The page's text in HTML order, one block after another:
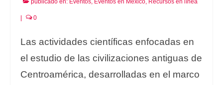
publicado en: Eventos, Eventos en México, Recursos en línea
0
Las actividades científicas enfocadas en
el estudio de las civilizaciones antiguas de
Centroamérica, desarrolladas en el marco